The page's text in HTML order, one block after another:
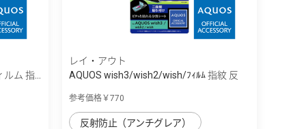
ム 指...
レイ・アウト
AQUOS wish3/wish2/wish/ﾌｨﾙﾑ 指紋 反
参考価格￥770
反射防止（アンチグレア）